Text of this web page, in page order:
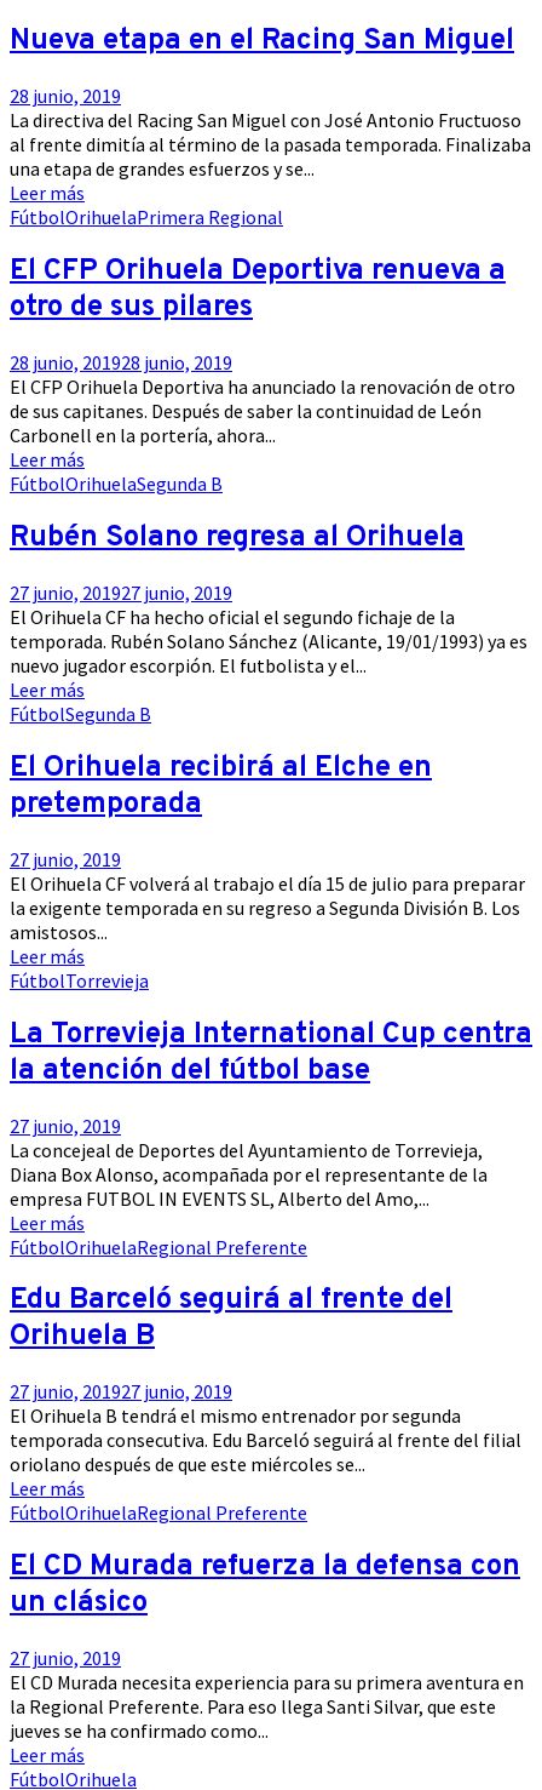
Nueva etapa en el Racing San Miguel
28 junio, 2019
La directiva del Racing San Miguel con José Antonio Fructuoso
al frente dimitía al término de la pasada temporada. Finalizaba
una etapa de grandes esfuerzos y se...
Leer más
FútbolOrihuelaPrimera Regional
El CFP Orihuela Deportiva renueva a
otro de sus pilares
28 junio, 201928 junio, 2019
El CFP Orihuela Deportiva ha anunciado la renovación de otro
de sus capitanes. Después de saber la continuidad de León
Carbonell en la portería, ahora...
Leer más
FútbolOrihuelaSegunda B
Rubén Solano regresa al Orihuela
27 junio, 201927 junio, 2019
El Orihuela CF ha hecho oficial el segundo fichaje de la
temporada. Rubén Solano Sánchez (Alicante, 19/01/1993) ya es
nuevo jugador escorpión. El futbolista y el...
Leer más
FútbolSegunda B
El Orihuela recibirá al Elche en
pretemporada
27 junio, 2019
El Orihuela CF volverá al trabajo el día 15 de julio para preparar
la exigente temporada en su regreso a Segunda División B. Los
amistosos...
Leer más
FútbolTorrevieja
La Torrevieja International Cup centra
la atención del fútbol base
27 junio, 2019
La concejeal de Deportes del Ayuntamiento de Torrevieja,
Diana Box Alonso, acompañada por el representante de la
empresa FUTBOL IN EVENTS SL, Alberto del Amo,...
Leer más
FútbolOrihuelaRegional Preferente
Edu Barceló seguirá al frente del
Orihuela B
27 junio, 201927 junio, 2019
El Orihuela B tendrá el mismo entrenador por segunda
temporada consecutiva. Edu Barceló seguirá al frente del filial
oriolano después de que este miércoles se...
Leer más
FútbolOrihuelaRegional Preferente
El CD Murada refuerza la defensa con
un clásico
27 junio, 2019
El CD Murada necesita experiencia para su primera aventura en
la Regional Preferente. Para eso llega Santi Silvar, que este
jueves se ha confirmado como...
Leer más
FútbolOrihuela